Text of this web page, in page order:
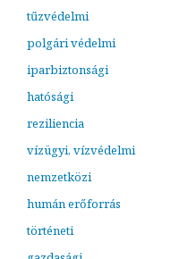
tűzvédelmi
polgári védelmi
iparbiztonsági
hatósági
reziliencia
vízügyi, vízvédelmi
nemzetközi
humán erőforrás
történeti